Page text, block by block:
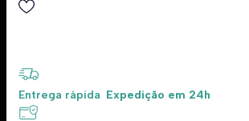
Entrega rápida Expedição em 24h